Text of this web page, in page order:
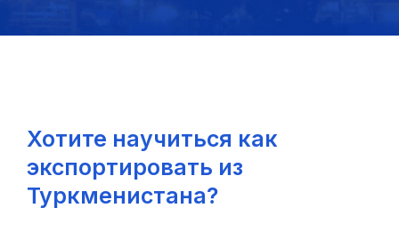
Хотите научиться как
экспортировать из
Туркменистана?